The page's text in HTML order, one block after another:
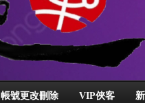
帳號更改刪除 VIP俠客